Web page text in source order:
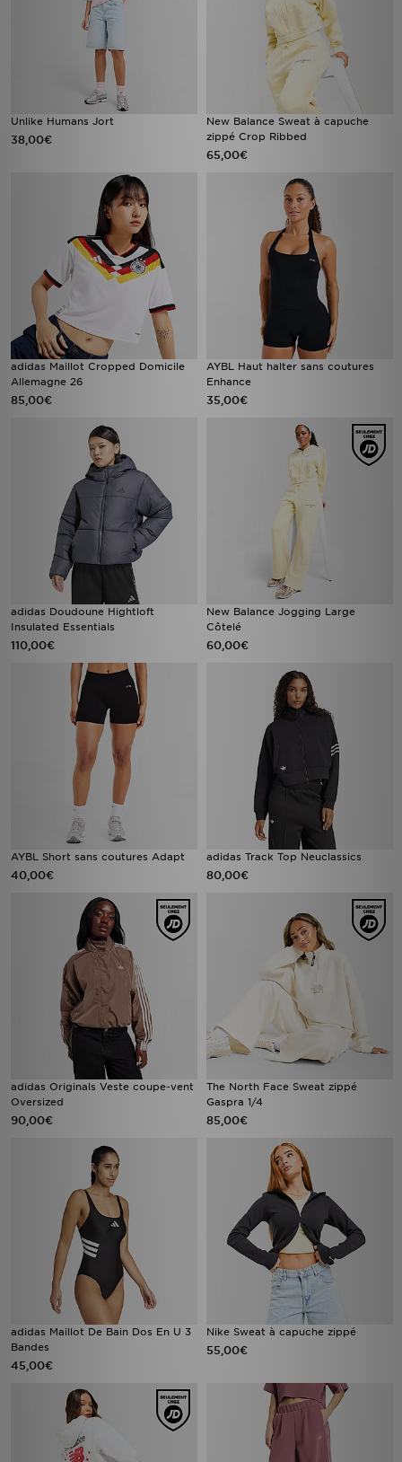
Unlike Humans Jort
38,00€
New Balance Sweat à capuche
zippé Crop Ribbed
65,00€
adidas Maillot Cropped Domicile
Allemagne 26
85,00€
AYBL Haut halter sans coutures
Enhance
35,00€
adidas Doudoune Hightloft
Insulated Essentials
110,00€
New Balance Jogging Large
Côtelé
60,00€
AYBL Short sans coutures Adapt
40,00€
adidas Track Top Neuclassics
80,00€
adidas Originals Veste coupe-vent
Oversized
90,00€
The North Face Sweat zippé
Gaspra 1/4
85,00€
adidas Maillot De Bain Dos En U 3
Bandes
45,00€
Nike Sweat à capuche zippé
55,00€